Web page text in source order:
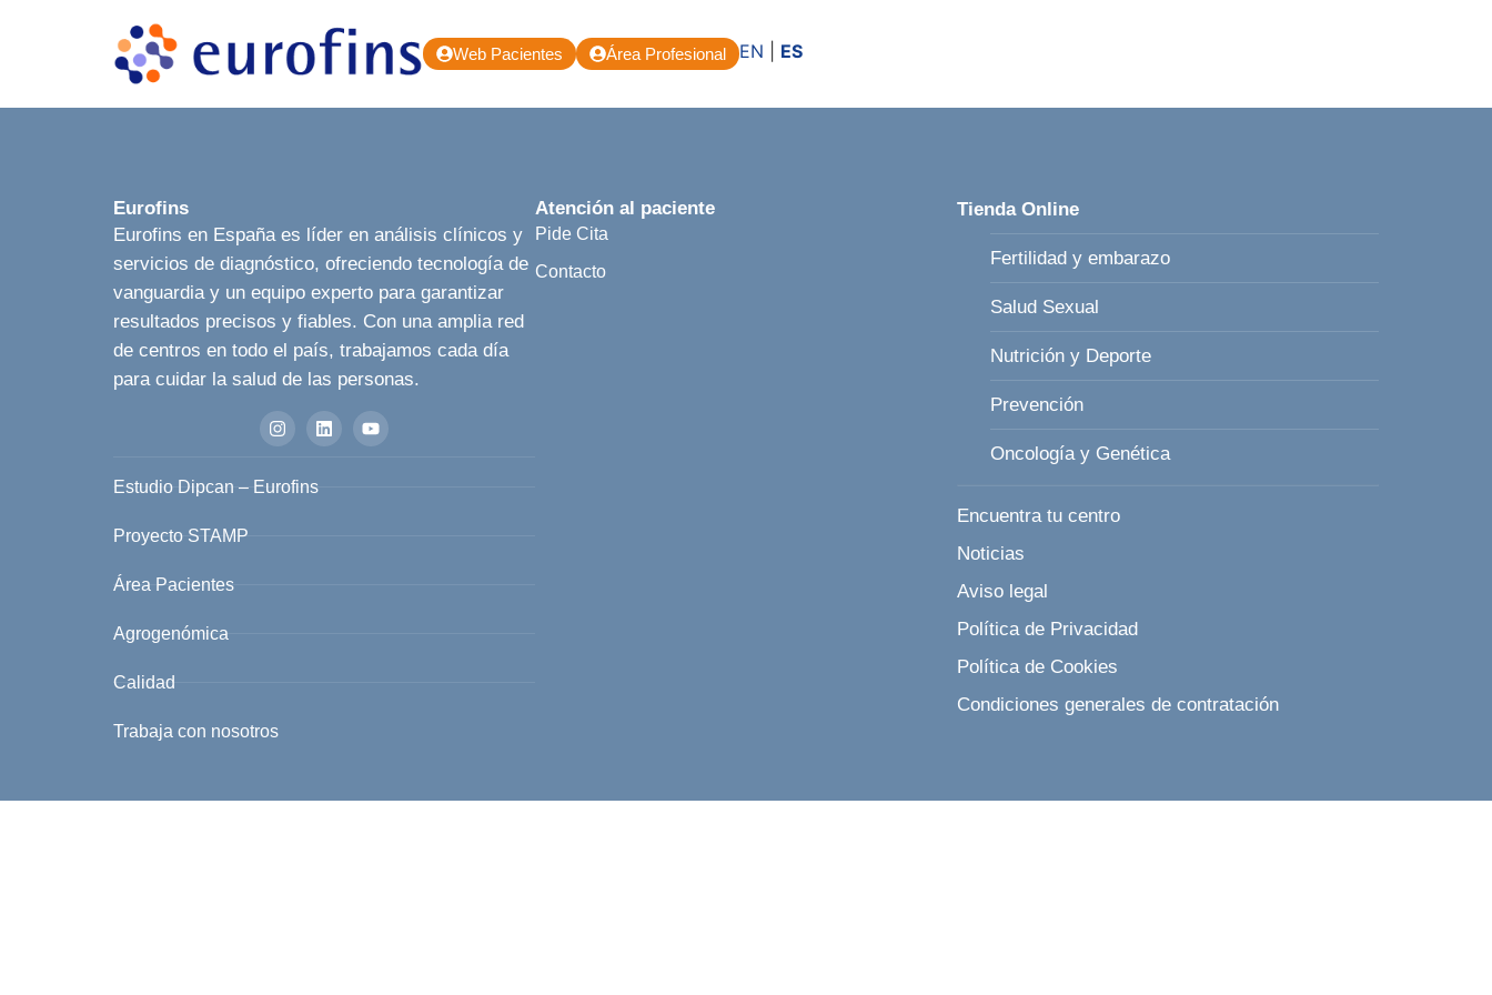
Web Pacientes Área Profesional EN ES
Eurofins
Eurofins en España es líder en análisis clínicos y
servicios de diagnóstico, ofreciendo tecnología de
vanguardia y un equipo experto para garantizar
resultados precisos y fiables. Con una amplia red
de centros en todo el país, trabajamos cada día
para cuidar la salud de las personas.
Estudio Dipcan – Eurofins
Proyecto STAMP
Área Pacientes
Agrogenómica
Calidad
Trabaja con nosotros
Atención al paciente
Pide Cita
Contacto
Tienda Online
Fertilidad y embarazo
Salud Sexual
Nutrición y Deporte
Prevención
Oncología y Genética
Encuentra tu centro
Noticias
Aviso legal
Política de Privacidad
Política de Cookies
Condiciones generales de contratación